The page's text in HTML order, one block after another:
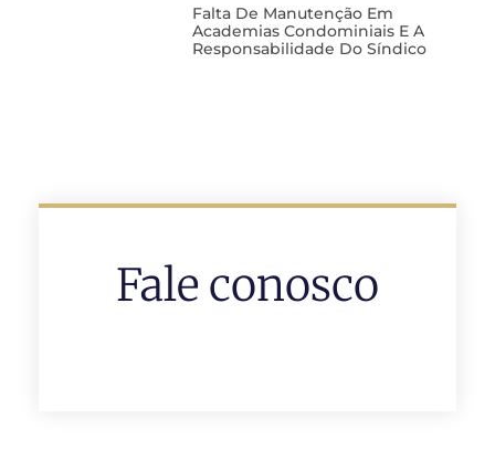
Falta De Manutenção Em
Academias Condominiais E A
Responsabilidade Do Síndico
Fale conosco